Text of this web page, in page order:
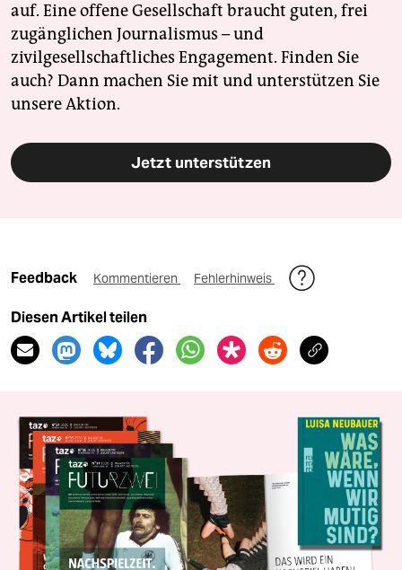
auf. Eine offene Gesellschaft braucht guten, frei
zugänglichen Journalismus – und
zivilgesellschaftliches Engagement. Finden Sie
auch? Dann machen Sie mit und unterstützen Sie
unsere Aktion.
Jetzt unterstützen
Feedback Kommentieren Fehlerhinweis
Diesen Artikel teilen